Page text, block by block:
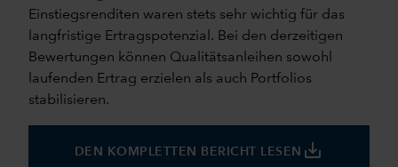
Einstiegsrenditen waren stets sehr wichtig für das
langfristige Ertragspotenzial. Bei den derzeitigen
Bewertungen können Qualitätsanleihen sowohl
laufenden Ertrag erzielen als auch Portfolios
stabilisieren.
DEN KOMPLETTEN BERICHT LESEN save_alt